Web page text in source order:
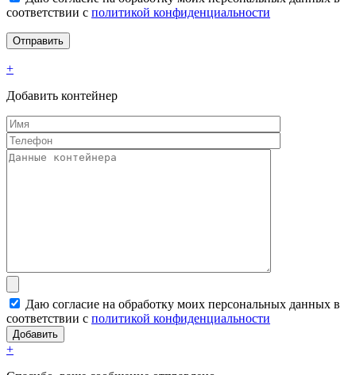
соответствии с политикой конфиденциальности
+
Добавить контейнер
Даю согласие на обработку моих персональных данных в
соответствии с политикой конфиденциальности
+